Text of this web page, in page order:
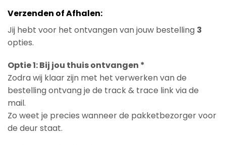
Verzenden of Afhalen:
Jij hebt voor het ontvangen van jouw bestelling 3
opties.
Optie 1: Bij jou thuis ontvangen *
Zodra wij klaar zijn met het verwerken van de
bestelling ontvang je de track & trace link via de
mail.
Zo weet je precies wanneer de pakketbezorger voor
de deur staat.